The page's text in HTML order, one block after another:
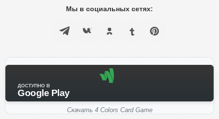
Мы в социальных сетях:
ДОСТУПНО В
Google Play
Скачать 4 Colors Card Game